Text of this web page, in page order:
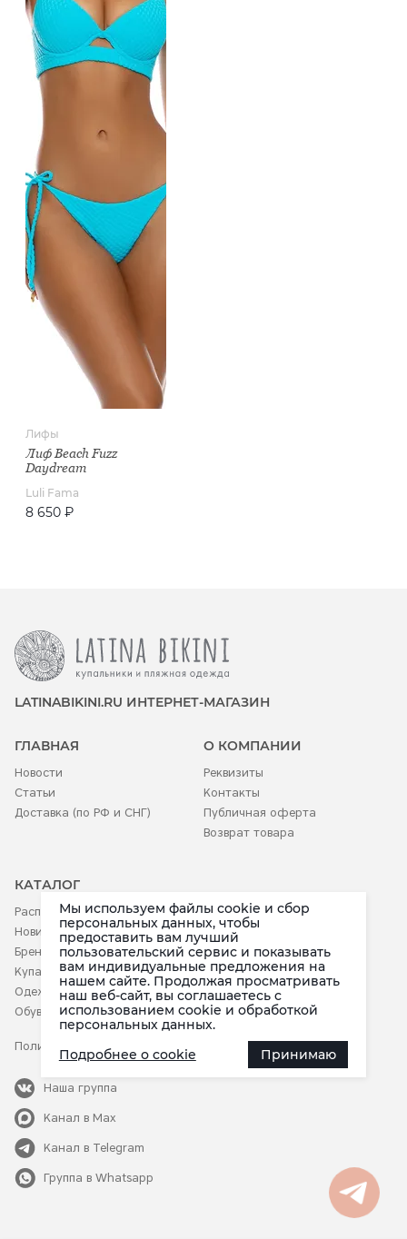
Лифы
Лиф Beach Fuzz
Daydream
Luli Fama
8 650 ₽
LATINABIKINI.RU ИНТЕРНЕТ-МАГАЗИН
ГЛАВНАЯ
Новости
Статьи
Доставка (по РФ и СНГ)
О КОМПАНИИ
Реквизиты
Контакты
Публичная оферта
Возврат товара
КАТАЛОГ
Распродажа
Новинки
Бренды
Купальники
Одежда
Обувь
Аксессуары
Белье
Детское
Политика конфиденциальности
Наша группа
Канал в Max
Канал в Telegram
Группа в Whatsapp
Мы используем файлы cookie и сбор
персональных данных, чтобы
предоставить вам лучший
пользовательский сервис и показывать
вам индивидуальные предложения на
нашем сайте. Продолжая просматривать
наш веб-сайт, вы соглашаетесь c
использованием cookie и обработкой
персональных данных.
Подробнее о cookie
Принимаю
в приложении Telegram